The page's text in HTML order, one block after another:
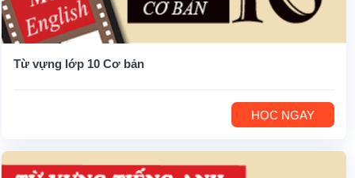
Từ vựng lớp 10 Cơ bản
HỌC NGAY